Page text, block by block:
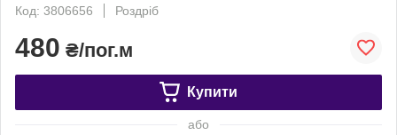
Код: 3806656
Роздріб
480 ₴/пог.м
Купити
або